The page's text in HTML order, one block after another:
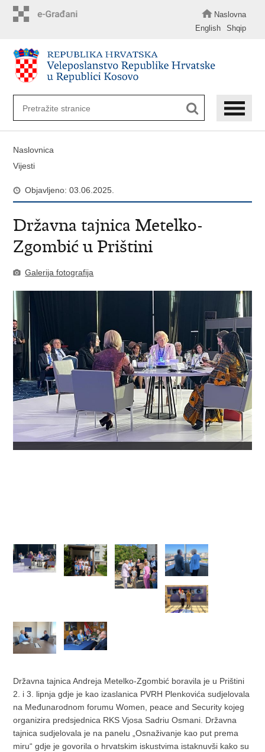
Naslovna
English
Shqip
Naslovnica
Vijesti
Objavljeno: 03.06.2025.
Državna tajnica Metelko-
Zgombić u Prištini
Galerija fotografija
Državna tajnica Andreja Metelko-Zgombić boravila je u Prištini
2. i 3. lipnja gdje je kao izaslanica PVRH Plenkovića sudjelovala
na Međunarodnom forumu Women, peace and Security kojeg
organizira predsjednica RKS Vjosa Sadriu Osmani. Državna
tajnica sudjelovala je na panelu „Osnaživanje kao put prema
miru“ gdje je govorila o hrvatskim iskustvima istaknuvši kako su